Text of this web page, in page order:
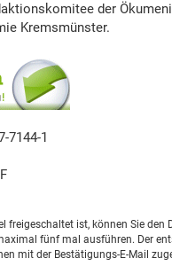
der
Kremsmünster.
7144-1
freigeschaltet ist, können Sie den
fünf mal ausführen. Der
mit der Bestätigungs-E-Mail